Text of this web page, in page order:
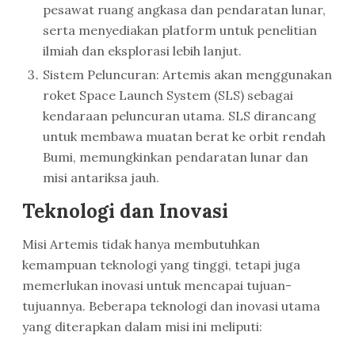
pesawat ruang angkasa dan pendaratan lunar,
serta menyediakan platform untuk penelitian
ilmiah dan eksplorasi lebih lanjut.
Sistem Peluncuran: Artemis akan menggunakan
roket Space Launch System (SLS) sebagai
kendaraan peluncuran utama. SLS dirancang
untuk membawa muatan berat ke orbit rendah
Bumi, memungkinkan pendaratan lunar dan
misi antariksa jauh.
Teknologi dan Inovasi
Misi Artemis tidak hanya membutuhkan
kemampuan teknologi yang tinggi, tetapi juga
memerlukan inovasi untuk mencapai tujuan-
tujuannya. Beberapa teknologi dan inovasi utama
yang diterapkan dalam misi ini meliputi: